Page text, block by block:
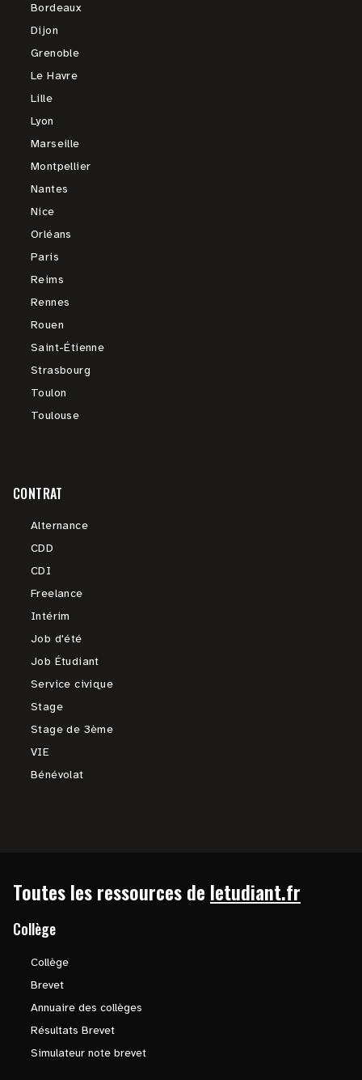
Bordeaux
Dijon
Grenoble
Le Havre
Lille
Lyon
Marseille
Montpellier
Nantes
Nice
Orléans
Paris
Reims
Rennes
Rouen
Saint-Étienne
Strasbourg
Toulon
Toulouse
CONTRAT
Alternance
CDD
CDI
Freelance
Intérim
Job d'été
Job Étudiant
Service civique
Stage
Stage de 3ème
VIE
Bénévolat
Toutes les ressources de letudiant.fr
Collège
Collège
Brevet
Annuaire des collèges
Résultats Brevet
Simulateur note brevet